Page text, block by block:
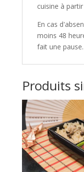
cuisine à
En cas
moins 48
fait une pause.
Produits